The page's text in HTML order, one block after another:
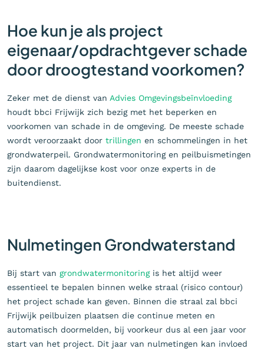
Hoe kun je als project
eigenaar/opdrachtgever schade
door droogtestand voorkomen?
Zeker met de dienst van Advies Omgevingsbeïnvloeding
houdt bbci Frijwijk zich bezig met het beperken en
voorkomen van schade in de omgeving. De meeste schade
wordt veroorzaakt door trillingen en schommelingen in het
grondwaterpeil. Grondwatermonitoring en peilbuismetingen
zijn daarom dagelijkse kost voor onze experts in de
buitendienst.
Nulmetingen Grondwaterstand
Bij start van grondwatermonitoringis het altijd weer
essentieel te bepalen binnen welke straal (risico contour)
het project schade kan geven. Binnen die straal zal bbci
Frijwijk peilbuizen plaatsen die continue meten en
automatisch doormelden, bij voorkeur dus al een jaar voor
start van het project. Dit jaar van nulmetingen kan invloed